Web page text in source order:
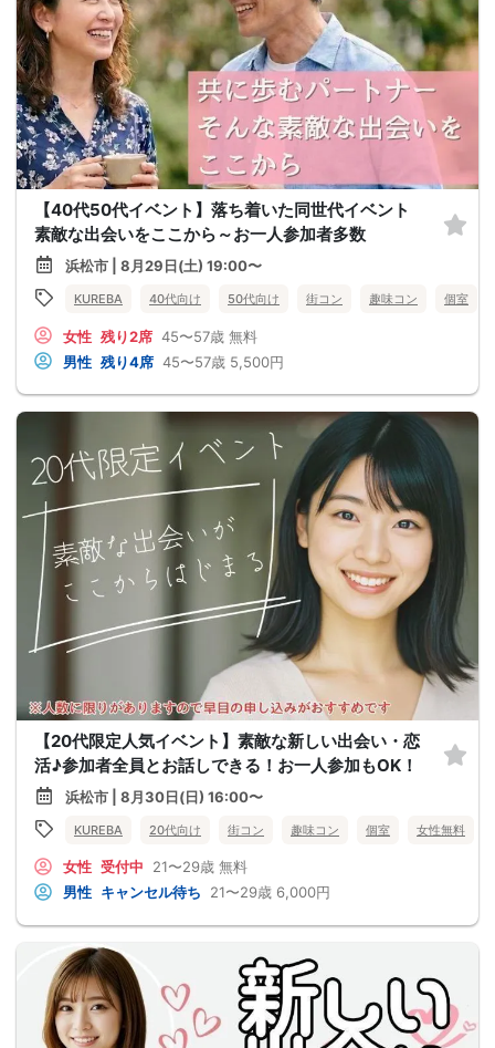
【40代50代イベント】落ち着いた同世代イベント
素敵な出会いをここから～お一人参加者多数
浜松市 | 8月29日(土) 19:00〜
KUREBA 40代向け 50代向け 街コン 趣味コン 個室
女性 残り2席 45〜57歳 無料
男性 残り4席 45〜57歳 5,500円
【20代限定人気イベント】素敵な新しい出会い・恋
活♪参加者全員とお話しできる！お一人参加もOK！
浜松市 | 8月30日(日) 16:00〜
KUREBA 20代向け 街コン 趣味コン 個室 女性無料
女性 受付中 21〜29歳 無料
男性 キャンセル待ち 21〜29歳 6,000円